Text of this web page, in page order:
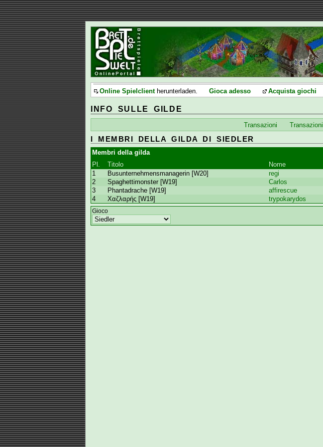
Online Spielclientherunterladen. Gioca adesso Acquista giochi
INFO SULLE GILDE
Transazioni Transazioni
I MEMBRI DELLA GILDA DI SIEDLER
Membri della gilda
Pl.
Titolo Nome
1
Busunternehmensmanagerin [W20] regi
2
Spaghettimonster [W19] Carlos
3
Phantadrache [W19] affirescue
4
Χαζλαρής [W19] trypokarydos
Gioco